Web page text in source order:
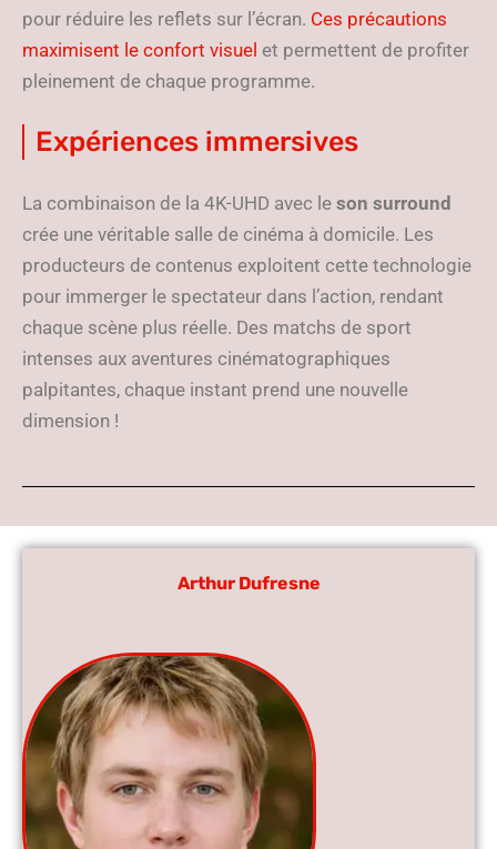
pour réduire les reflets sur l’écran. Ces précautions
maximisent le confort visuel et permettent de profiter
pleinement de chaque programme.
Expériences immersives
La combinaison de la 4K-UHD avec le son surround
crée une véritable salle de cinéma à domicile. Les
producteurs de contenus exploitent cette technologie
pour immerger le spectateur dans l’action, rendant
chaque scène plus réelle. Des matchs de sport
intenses aux aventures cinématographiques
palpitantes, chaque instant prend une nouvelle
dimension !
Arthur Dufresne